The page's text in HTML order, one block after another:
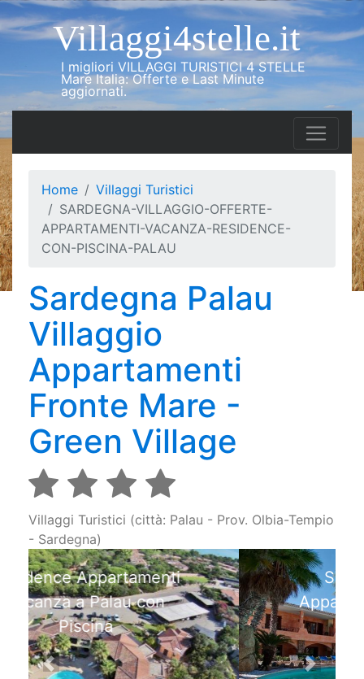
Villaggi4stelle.it
I migliori VILLAGGI TURISTICI 4 STELLE
Mare Italia: Offerte e Last Minute
aggiornati.
Home
Villaggi Turistici
SARDEGNA-VILLAGGIO-OFFERTE-
APPARTAMENTI-VACANZA-RESIDENCE-
CON-PISCINA-PALAU
Sardegna Palau
Villaggio
Appartamenti
Fronte Mare -
Green Village
Villaggi Turistici (città: Palau - Prov. Olbia-Tempio
- Sardegna)
Sardegna: Piscina
Appartamenti Vacanza a
Palau
Previous Next